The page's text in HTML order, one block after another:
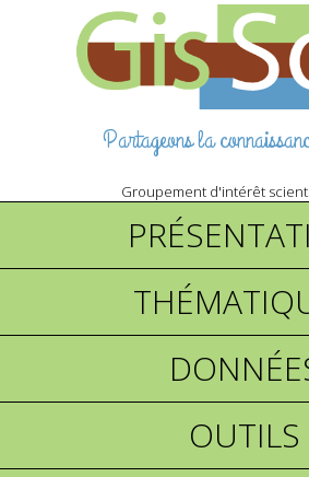
Partageons la
Groupement d'intérêt
OUTILS